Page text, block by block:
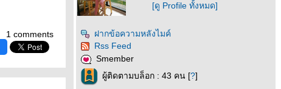
1 comments
[ดู Profile ทั้งหมด]
ฝากข้อความหลังไมค์
Rss Feed
Smember
ผู้ติดตามบล็อก : 43 คน [?]